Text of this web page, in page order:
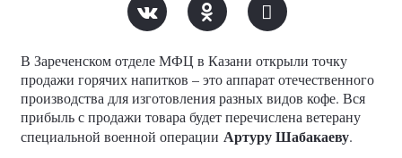
В Зареченском отделе МФЦ в Казани открыли точку
продажи горячих напитков – это аппарат отечественного
производства для изготовления разных видов кофе. Вся
прибыль с продажи товара будет перечислена ветерану
специальной военной операции Артуру Шабакаеву.